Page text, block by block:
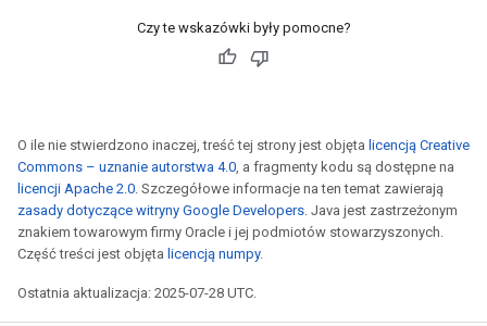
Czy te wskazówki były pomocne?
O ile nie stwierdzono inaczej, treść tej strony jest objęta licencją Creative
Commons – uznanie autorstwa 4.0, a fragmenty kodu są dostępne na
licencji Apache 2.0. Szczegółowe informacje na ten temat zawierają
zasady dotyczące witryny Google Developers. Java jest zastrzeżonym
znakiem towarowym firmy Oracle i jej podmiotów stowarzyszonych.
Część treści jest objęta licencją numpy.
Ostatnia aktualizacja: 2025-07-28 UTC.